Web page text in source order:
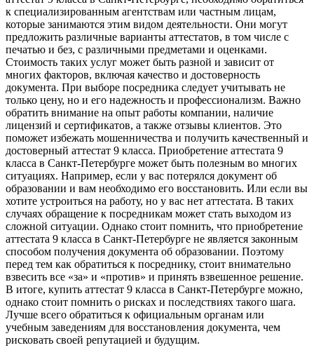
к специализированным агентствам или частным лицам,
которые занимаются этим видом деятельности. Они могут
предложить различные варианты аттестатов, в том числе с
печатью и без, с различными предметами и оценками.
Стоимость таких услуг может быть разной и зависит от
многих факторов, включая качество и достоверность
документа. При выборе посредника следует учитывать не
только цену, но и его надежность и профессионализм. Важно
обратить внимание на опыт работы компании, наличие
лицензий и сертификатов, а также отзывы клиентов. Это
поможет избежать мошенничества и получить качественный и
достоверный аттестат 9 класса. Приобретение аттестата 9
класса в Санкт-Петербурге может быть полезным во многих
ситуациях. Например, если у вас потерялся документ об
образовании и вам необходимо его восстановить. Или если вы
хотите устроиться на работу, но у вас нет аттестата. В таких
случаях обращение к посредникам может стать выходом из
сложной ситуации. Однако стоит помнить, что приобретение
аттестата 9 класса в Санкт-Петербурге не является законным
способом получения документа об образовании. Поэтому
перед тем как обратиться к посреднику, стоит внимательно
взвесить все «за» и «против» и принять взвешенное решение.
В итоге, купить аттестат 9 класса в Санкт-Петербурге можно,
однако стоит помнить о рисках и последствиях такого шага.
Лучше всего обратиться к официальным органам или
учебным заведениям для восстановления документа, чем
рисковать своей репутацией и будущим.